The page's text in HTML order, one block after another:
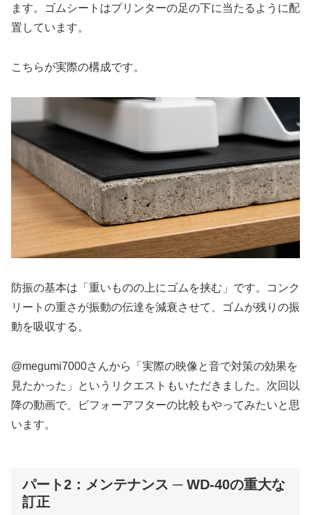
ます。ゴムシートはプリンターの足の下に当たるように配
置しています。
こちらが実際の構成です。
防振の基本は「重いものの上にゴムを挟む」です。コンク
リートの重さが振動の伝達を減衰させて、ゴムが残りの振
動を吸収する。
@megumi7000さんから「実際の映像と音で対策の効果を
見たかった」というリクエストもいただきました。次回以
降の動画で、ビフォーアフターの比較もやってみたいと思
います。
パート2：メンテナンス ─ WD-40の重大な
訂正